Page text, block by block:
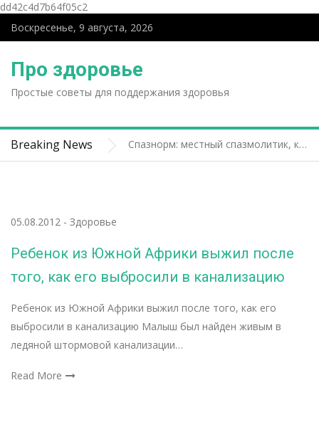
dd42c4d7b64f05c2
Воскресенье, 9 августа, 2026
Про здоровье
Простые советы для поддержания здоровья
Breaking News
Профессиональная чистка зубов: зачем идти к стоматологу, когда кажется, что и так чистишь?
Спазнорм: местный спазмолитик, который расскажет гладкой мускулатуре — «хватит»
Вывод из запоя: как безопасно прекратить алкогольный спад и вернуться к нормальной жизни
05.08.2012 - Здоровье
Ребенок из Южной Африки выжил после
того, как его выбросили в канализацию
Ребенок из Южной Африки выжил после того, как его
выбросили в канализацию Малыш был найден живым в
ледяной штормовой канализации…
Read More